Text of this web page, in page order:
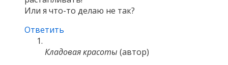
Или я что-то делаю не так?
Ответить
Кладовая красоты (автор)